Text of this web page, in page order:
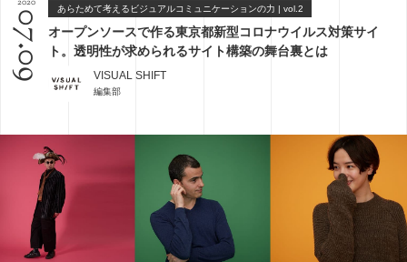
07.09
あらためて考えるビジュアルコミュニケーションの力 | vol.2
オープンソースで作る東京都新型コロナウイルス対策サイ
ト。透明性が求められるサイト構築の舞台裏とは
VISUAL SHIFT
編集部